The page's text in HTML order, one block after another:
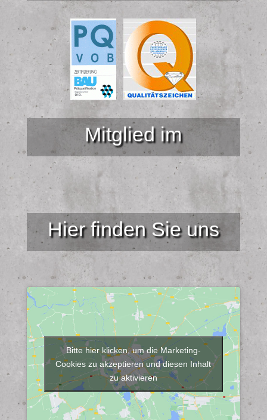
Mitglied im
Hier finden Sie uns
Bitte hier klicken, um die Marketing-
Cookies zu akzeptieren und diesen Inhalt
zu aktivieren